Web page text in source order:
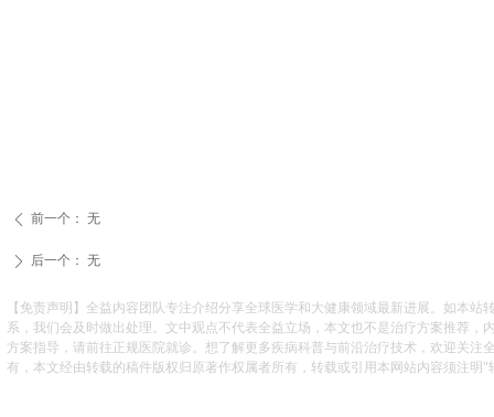
ꄴ 前一个： 无
ꄲ 后一个： 无
【免责声明】全益内容团队专注介绍分享全球医学和大健康领域最新进展。如本
系，我们会及时做出处理。文中观点不代表全益立场，本文也不是治疗方案推荐
方案指导，请前往正规医院就诊。想了解更多疾病科普与前沿治疗技术，欢迎关
有，本文经由转载的稿件版权归原著作权属者所有，转载或引用本网站内容须注